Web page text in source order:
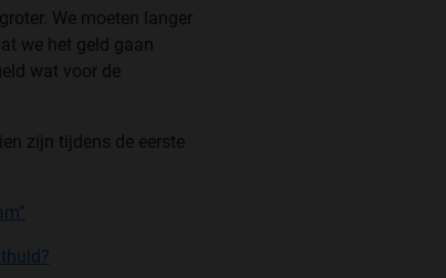
We moeten langer
we het geld gaan
wat voor de
zijn tijdens de eerste